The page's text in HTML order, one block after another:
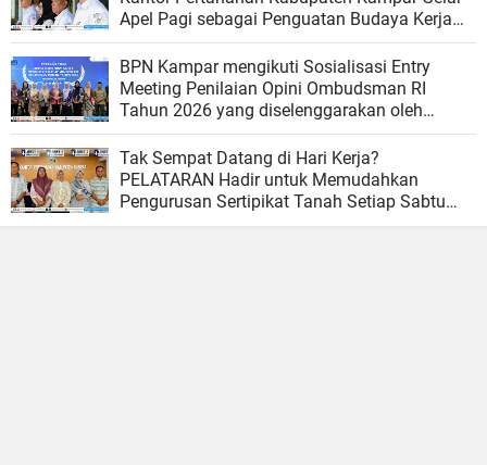
Apel Pagi sebagai Penguatan Budaya Kerja
Organisasi
BPN Kampar mengikuti Sosialisasi Entry
Meeting Penilaian Opini Ombudsman RI
Tahun 2026 yang diselenggarakan oleh
Ombudsman RI
Tak Sempat Datang di Hari Kerja?
PELATARAN Hadir untuk Memudahkan
Pengurusan Sertipikat Tanah Setiap Sabtu